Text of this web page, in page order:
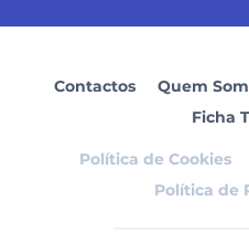
Contactos Quem
Ficha
Política de Cookies
Política de